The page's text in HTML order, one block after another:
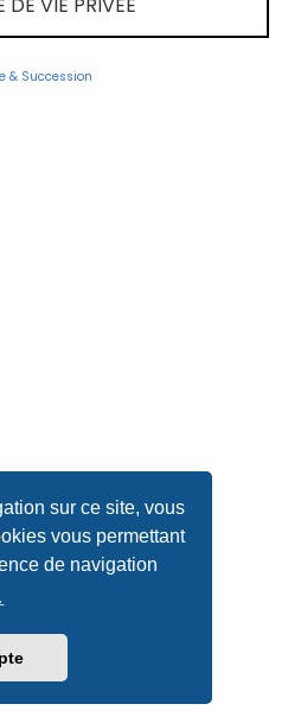
sur ce site, vous
vous permettant
de navigation
DE VIE PRIVÉE
& Succession